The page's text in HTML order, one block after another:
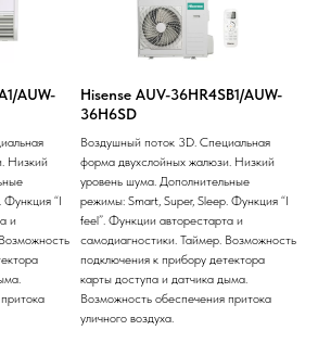
AUW-
Низкий
Функция “I
и
Hisense AUV-36HR4SB1/AUW-
36H6SD
Воздушный поток 3D. Специальная
форма двухслойных жалюзи. Низкий
уровень шума. Дополнительные
режимы: Smart, Super, Sleep. Функция “I
feel”. Функции авторестарта и
самодиагностики. Таймер. Возможность
подключения к прибору детектора
карты доступа и датчика дыма.
Возможность обеспечения притока
уличного воздуха.